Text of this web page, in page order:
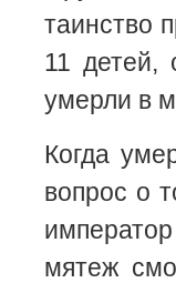
таинство
11 детей,
умерли в
Когда
вопрос о
мятеж